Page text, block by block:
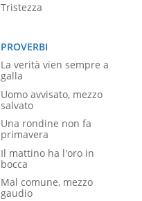
Tristezza
PROVERBI
La verità vien sempre a
galla
Uomo avvisato, mezzo
salvato
Una rondine non fa
primavera
Il mattino ha l'oro in
bocca
Mal comune, mezzo
gaudio